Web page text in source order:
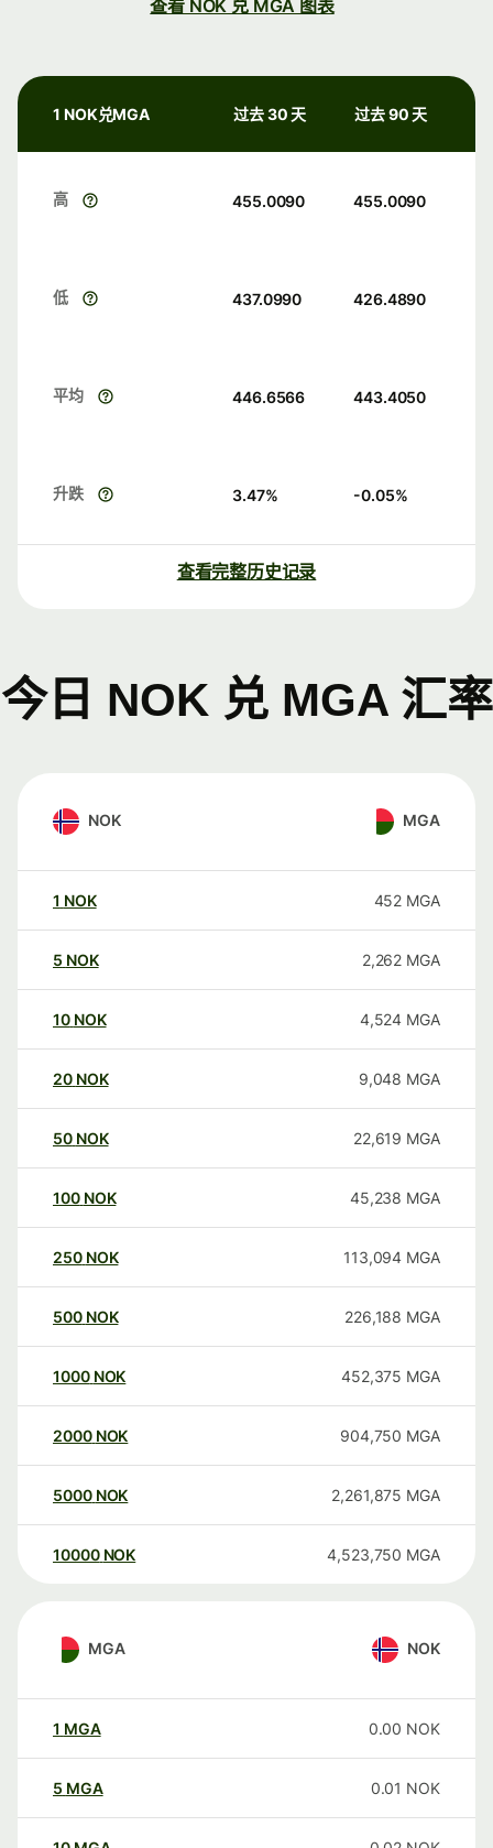
查看 NOK 兑 MGA 图表
1 NOK兑MGA 过去 30 天 过去 90 天
高 455.0090 455.0090
低 437.0990 426.4890
平均 446.6566 443.4050
升跌 3.47% -0.05%
查看完整历史记录
今日 NOK 兑 MGA 汇率
NOK MGA
1 NOK 452 MGA
5 NOK 2,262 MGA
10 NOK 4,524 MGA
20 NOK 9,048 MGA
50 NOK 22,619 MGA
100 NOK 45,238 MGA
250 NOK 113,094 MGA
500 NOK 226,188 MGA
1000 NOK 452,375 MGA
2000 NOK 904,750 MGA
5000 NOK 2,261,875 MGA
10000 NOK 4,523,750 MGA
MGA NOK
1 MGA 0.00 NOK
5 MGA 0.01 NOK